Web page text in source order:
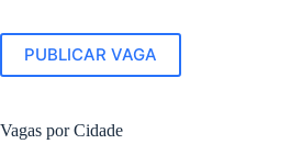
PUBLICAR VAGA
Vagas por Cidade